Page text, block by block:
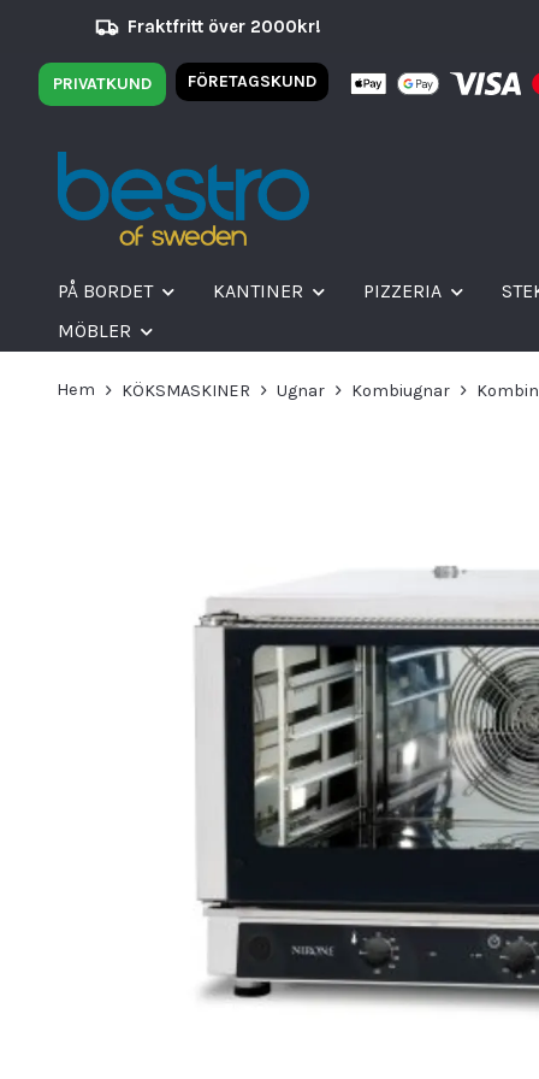
Fraktfritt över 2000kr!
PRIVATKUND FÖRETAGSKUND
PÅ BORDET KANTINER PIZZERIA
MÖBLER
Hem KÖKSMASKINER Ugnar Kombiugnar